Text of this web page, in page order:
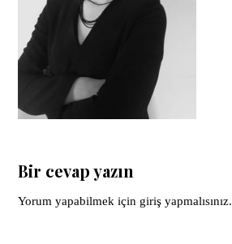
Bir cevap yazın
Yorum yapabilmek için giriş yapmalısınız.